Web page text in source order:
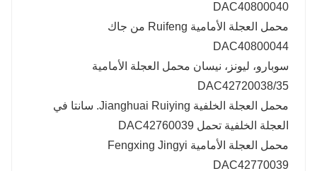
DAC40800040
محمل العجلة الأمامية Ruifeng من جاك
DAC40800044
سوبارو، ليونز، نيسان محمل العجلة الأمامية
DAC42720038/35
محمل العجلة الخلفية Jianghuai Ruiying. سانتا في
العجلة الخلفية تحمل DAC42760039
محمل العجلة الأمامية Fengxing Jingyi
DAC42770039